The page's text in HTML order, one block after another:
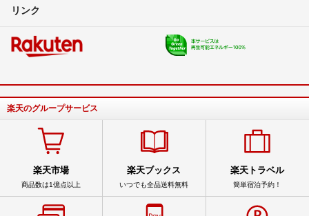
リンク
楽天のグループサービス
楽天市場
商品数は1億点以上
楽天ブックス
いつでも全品送料無料
楽天トラベル
簡単宿泊予約！